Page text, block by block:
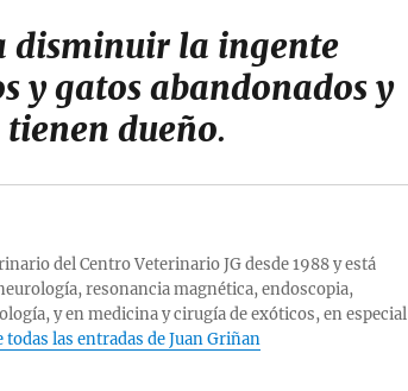
disminuir la ingente
y gatos abandonados y
tienen dueño.
del Centro Veterinario JG desde 1988 y está
resonancia magnética, endoscopia,
y en medicina y cirugía de exóticos, en especial
todas las entradas de Juan Griñan